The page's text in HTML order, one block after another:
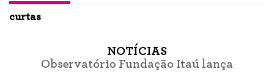
curtas
NOTÍCIAS
Observatório Fundação Itaú lança